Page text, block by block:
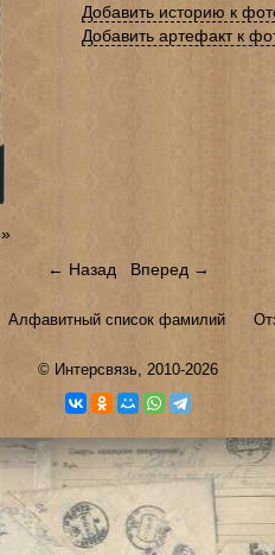
Добавить историю к
Добавить артефакт к
← Назад Вперед →
Алфавитный список фамилий
© Интерсвязь, 2010-2026